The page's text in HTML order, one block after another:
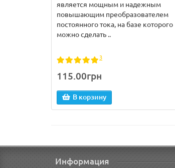
является мощным и надежным
повышающим преобразователем
постоянного тока, на базе которого
можно сделать ..
3
115.00грн
В корзину
Информация